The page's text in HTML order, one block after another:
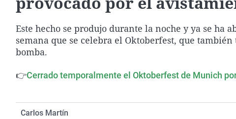
Este hecho se produjo durante la noche y ya se ha
semana que se celebra el Oktoberfest, que
bomba.
👉Cerrado temporalmente el Oktoberfest de Munich
Carlos Martín